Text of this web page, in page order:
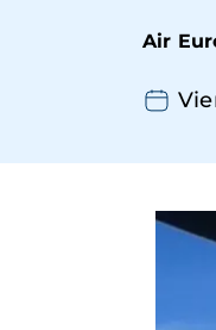
Air